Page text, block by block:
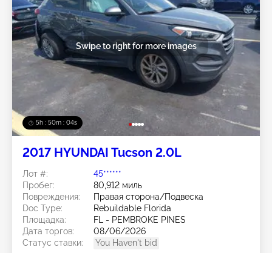
5h : 50m : 01s
Swipe to right for more images
2017 HYUNDAI Tucson 2.0L
Лот #:
45******
Пробег:
80,912 миль
Повреждения:
Правая сторона/Подвеска
Doc Type:
Rebuildable Florida
Площадка:
FL - PEMBROKE PINES
Дата торгов:
08/06/2026
Статус ставки:
You Haven't bid